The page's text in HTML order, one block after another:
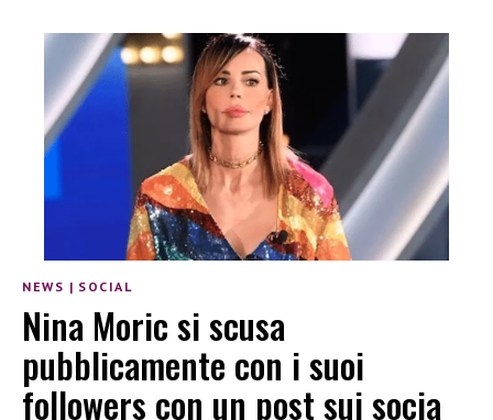
NEWS | SOCIAL
Nina Moric si scusa
pubblicamente con i suoi
followers con un post sui socia